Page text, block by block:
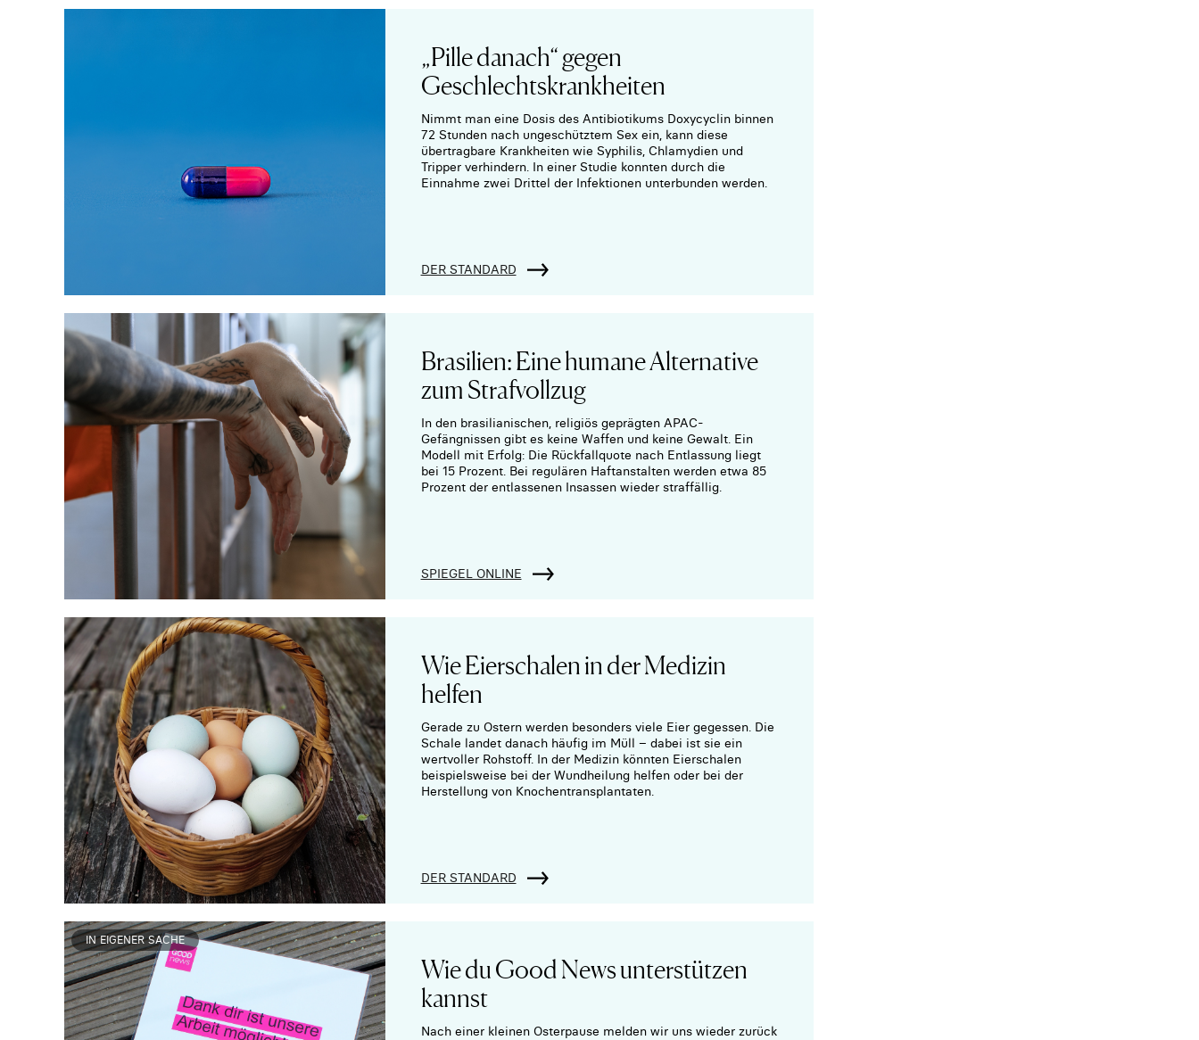
„Pille danach“ gegen
Geschlechtskrankheiten
Nimmt man eine Dosis des Antibiotikums Doxycyclin binnen
72 Stunden nach ungeschütztem Sex ein, kann diese
übertragbare Krankheiten wie Syphilis, Chlamydien und
Tripper verhindern. In einer Studie konnten durch die
Einnahme zwei Drittel der Infektionen unterbunden werden.
DER STANDARD
Brasilien: Eine humane Alternative
zum Strafvollzug
In den brasilianischen, religiös geprägten APAC-
Gefängnissen gibt es keine Waffen und keine Gewalt. Ein
Modell mit Erfolg: Die Rückfallquote nach Entlassung liegt
bei 15 Prozent. Bei regulären Haftanstalten werden etwa 85
Prozent der entlassenen Insassen wieder straffällig.
SPIEGEL ONLINE
Wie Eierschalen in der Medizin
helfen
Gerade zu Ostern werden besonders viele Eier gegessen. Die
Schale landet danach häufig im Müll – dabei ist sie ein
wertvoller Rohstoff. In der Medizin könnten Eierschalen
beispielsweise bei der Wundheilung helfen oder bei der
Herstellung von Knochentransplantaten.
DER STANDARD
IN EIGENER SACHE
Wie du Good News unterstützen
kannst
Nach einer kleinen Osterpause melden wir uns wieder zurück